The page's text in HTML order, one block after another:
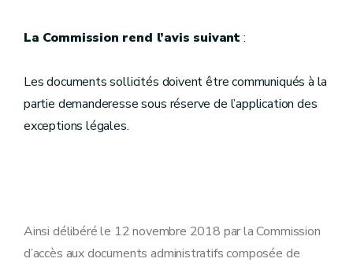
La Commission rend l’avis suivant:
Les documents sollicités doivent être communiqués à la
partie demanderesse sous réserve de l’application des
exceptions légales.
Ainsi délibéré le 12 novembre 2018 par la Commission
d’accès aux documents administratifs composée de